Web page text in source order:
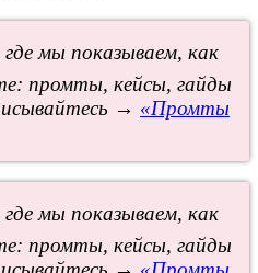
мы показываем, как
промты, кейсы, гайды
→ «Промты
мы показываем, как
промты, кейсы, гайды